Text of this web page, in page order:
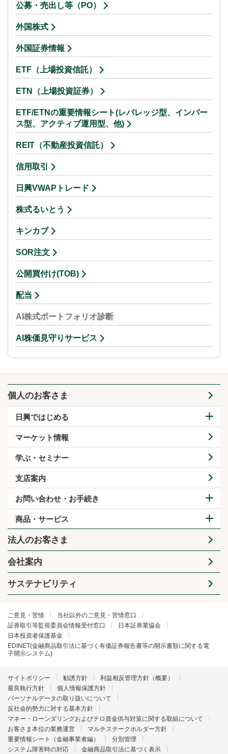
公募・売出し等（PO）
外国株式
外国証券情報
ETF（上場投資信託）
ETN（上場投資証券）
ETF/ETNの重要情報シート(レバレッジ型、インバー
ス型、アクティブ運用型、他)
REIT（不動産投資信託）
信用取引
日興VWAPトレード
株式るいとう
キンカブ
SOR注文
公開買付け(TOB)
配当
AI株式ポートフォリオ診断
AI株価見守りサービス
個人のお客さま
日興ではじめる
マーケット情報
学ぶ・セミナー
支店案内
お問い合わせ・お手続き
商品・サービス
法人のお客さま
会社案内
サステナビリティ
ご意見・苦情
当社以外のご意見・苦情窓口
証券取引等監視委員会情報受付窓口
日本証券業協会
日本投資者保護基金
EDINET(金融商品取引法に基づく有価証券報告書等の開示書類に関する電
子開示システム)
サイトポリシー 勧誘方針
利益相反管理方針（概要）
最良執行方針
個人情報保護方針
パーソナルデータの取り扱いについて
反社会的勢力に対する基本方針
マネー・ローンダリングおよびテロ資金供与対策に関する取組について
お客さま本位の業務運営
マルチステークホルダー方針
重要情報シート（金融事業者編）
分別管理
システム障害時の対応
金融商品取引法に基づく表示